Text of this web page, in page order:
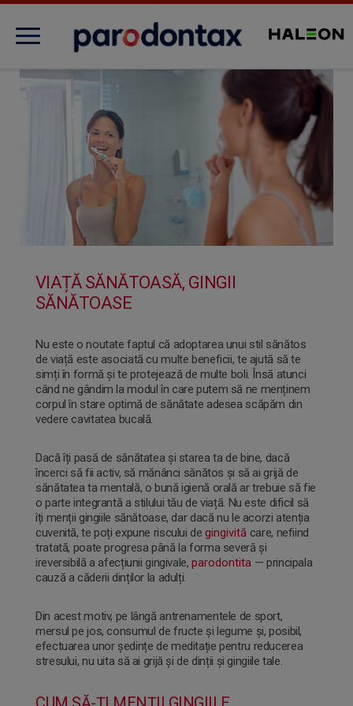
Evaluează sănătatea gingiilor
Despre afecțiunea gingivală
Produse
Îngrijirea gingiilor
Noutăți
CUMPĂRĂ ACUM
VIAȚĂ SĂNĂTOASĂ, GINGII
SĂNĂTOASE
Nu este o noutate faptul că adoptarea unui stil sănătos
de viață este asociată cu multe beneficii, te ajută să te
simți în formă și te protejează de multe boli. Însă atunci
când ne gândim la modul în care putem să ne menținem
corpul în stare optimă de sănătate adesea scăpăm din
vedere cavitatea bucală.
Dacă îți pasă de sănătatea și starea ta de bine, dacă
încerci să fii activ, să mănânci sănătos și să ai grijă de
sănătatea ta mentală, o bună igienă orală ar trebuie să fie
o parte integrantă a stilului tău de viață. Nu este dificil să
îți menții gingiile sănătoase, dar dacă nu le acorzi atenția
cuvenită, te poți expune riscului degingivită care, nefiind
tratată, poate progresa până la forma severă și
ireversibilă a afecțiunii gingivale,parodontita — principala
cauză a căderii dinților la adulți.
Din acest motiv, pe lângă antrenamentele de sport,
mersul pe jos, consumul de fructe și legume și, posibil,
efectuarea unor ședințe de meditație pentru reducerea
stresului, nu uita să ai grijă și de dinții și gingiile tale.